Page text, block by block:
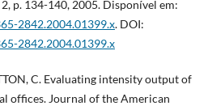
p. 134-140, 2005. Disponível em:
2842.2004.01399.x. DOI:
2842.2004.01399.x
C. Evaluating intensity output of
offices. Journal of the American